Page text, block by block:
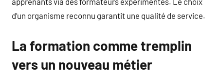
d’un organisme reconnu garantit une qualité de service.
La formation comme tremplin
vers un nouveau métier